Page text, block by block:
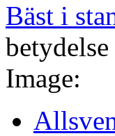
Bäst i
Image: